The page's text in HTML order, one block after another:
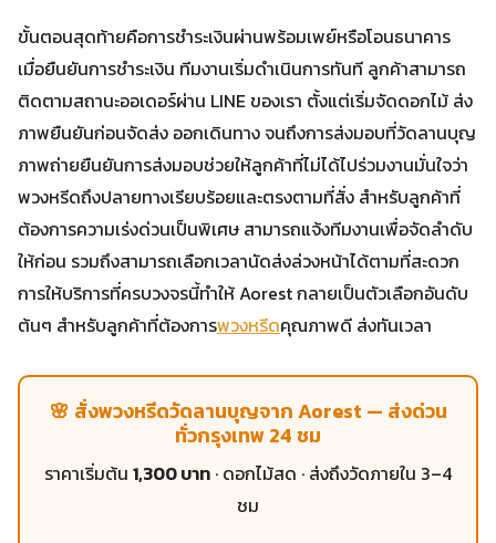
ขั้นตอนสุดท้ายคือการชำระเงินผ่านพร้อมเพย์หรือโอนธนาคาร
เมื่อยืนยันการชำระเงิน ทีมงานเริ่มดำเนินการทันที ลูกค้าสามารถ
ติดตามสถานะออเดอร์ผ่าน LINE ของเรา ตั้งแต่เริ่มจัดดอกไม้ ส่ง
ภาพยืนยันก่อนจัดส่ง ออกเดินทาง จนถึงการส่งมอบที่วัดลานบุญ
ภาพถ่ายยืนยันการส่งมอบช่วยให้ลูกค้าที่ไม่ได้ไปร่วมงานมั่นใจว่า
พวงหรีดถึงปลายทางเรียบร้อยและตรงตามที่สั่ง สำหรับลูกค้าที่
ต้องการความเร่งด่วนเป็นพิเศษ สามารถแจ้งทีมงานเพื่อจัดลำดับ
ให้ก่อน รวมถึงสามารถเลือกเวลานัดส่งล่วงหน้าได้ตามที่สะดวก
การให้บริการที่ครบวงจรนี้ทำให้ Aorest กลายเป็นตัวเลือกอันดับ
ต้นๆ สำหรับลูกค้าที่ต้องการพวงหรีดคุณภาพดี ส่งทันเวลา
🌸 สั่งพวงหรีดวัดลานบุญจาก Aorest — ส่งด่วน
ทั่วกรุงเทพ 24 ชม
ราคาเริ่มต้น 1,300 บาท · ดอกไม้สด · ส่งถึงวัดภายใน 3–4
ชม